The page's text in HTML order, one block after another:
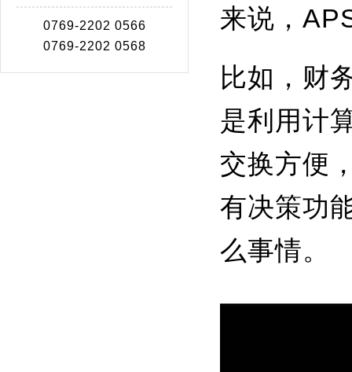
0769-2202 0566
0769-2202 0568
来说，
比如，财
是利用计
交换方便
有决策功
么事情。